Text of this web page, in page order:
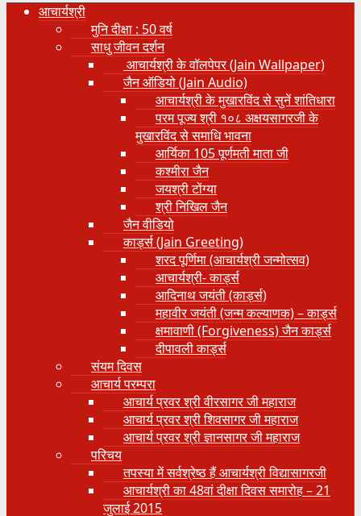
आचार्यश्री
मुनि दीक्षा : 50 वर्ष
साधु जीवन दर्शन
आचार्यश्री के वॉलपेपर (Jain Wallpaper)
जैन ऑडियो (Jain Audio)
आचार्यश्री के मुखारविंद से सुनें शांतिधारा
परम पूज्य श्री १०८ अक्षयसागरजी के
मुखारविंद से समाधि भावना
आर्यिका 105 पूर्णमती माता जी
कश्मीरा जैन
जयश्री टोंग्या
श्री निखिल जैन
जैन वीडियो
कार्ड्स (Jain Greeting)
शरद पूर्णिमा (आचार्यश्री जन्मोत्सव)
आचार्यश्री- कार्ड्स
आदिनाथ जयंती (कार्ड्स)
महावीर जयंती (जन्म कल्याणक) – कार्ड्स
क्षमावाणी (Forgiveness) जैन कार्ड्स
दीपावली कार्ड्स
संयम दिवस
आचार्य परम्परा
आचार्य प्रवर श्री वीरसागर जी महाराज
आचार्य प्रवर श्री शिवसागर जी महाराज
आचार्य प्रवर श्री ज्ञानसागर जी महाराज
परिचय
तपस्या में सर्वश्रेष्ठ हैं आचार्यश्री विद्यासागरजी
आचार्यश्री का 48वां दीक्षा दिवस समारोह – 21
जुलाई 2015